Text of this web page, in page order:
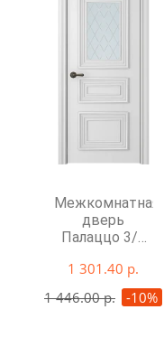
Межкомнатная
дверь
Палаццо 3/1
1 301.40 р.
1 446.00 р. -10%